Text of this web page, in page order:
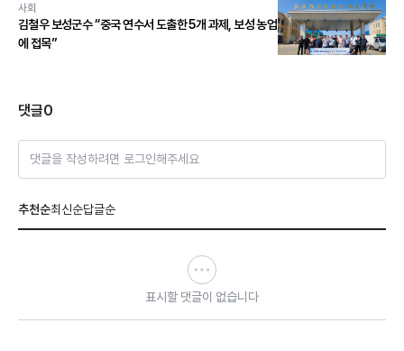
사회
김철우 보성군수 “중국 연수서 도출한 5개 과제, 보성 농업
에 접목”
댓글0
댓글을 작성하려면 로그인해주세요
추천순최신순답글순
표시할 댓글이 없습니다